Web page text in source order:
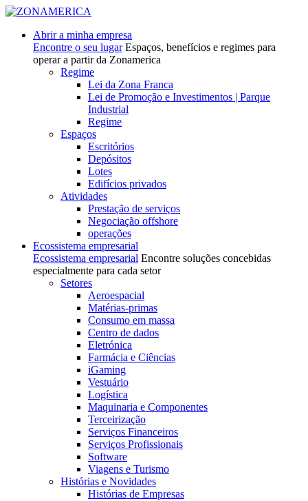
Abrir a minha empresa
Encontre o seu lugar Espaços, benefícios e regimes para
operar a partir da Zonamerica
Regime
Lei da Zona Franca
Lei de Promoção e Investimentos | Parque
Industrial
Regime
Espaços
Escritórios
Depósitos
Lotes
Edifícios privados
Atividades
Prestação de serviços
Negociação offshore
operações
Ecossistema empresarial
Ecossistema empresarial Encontre soluções concebidas
especialmente para cada setor
Setores
Aeroespacial
Matérias-primas
Consumo em massa
Centro de dados
Eletrónica
Farmácia e Ciências
iGaming
Vestuário
Logística
Maquinaria e Componentes
Terceirização
Serviços Financeiros
Serviços Profissionais
Software
Viagens e Turismo
Histórias e Novidades
Histórias de Empresas